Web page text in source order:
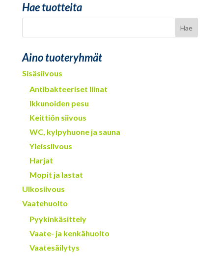
Hae tuotteita
Aino tuoteryhmät
Sisäsiivous
Antibakteeriset liinat
Ikkunoiden pesu
Keittiön siivous
WC, kylpyhuone ja sauna
Yleissiivous
Harjat
Mopit ja lastat
Ulkosiivous
Vaatehuolto
Pyykinkäsittely
Vaate- ja kenkähuolto
Vaatesäilytys